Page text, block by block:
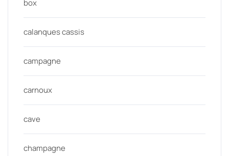
box
calanques cassis
campagne
carnoux
cave
champagne